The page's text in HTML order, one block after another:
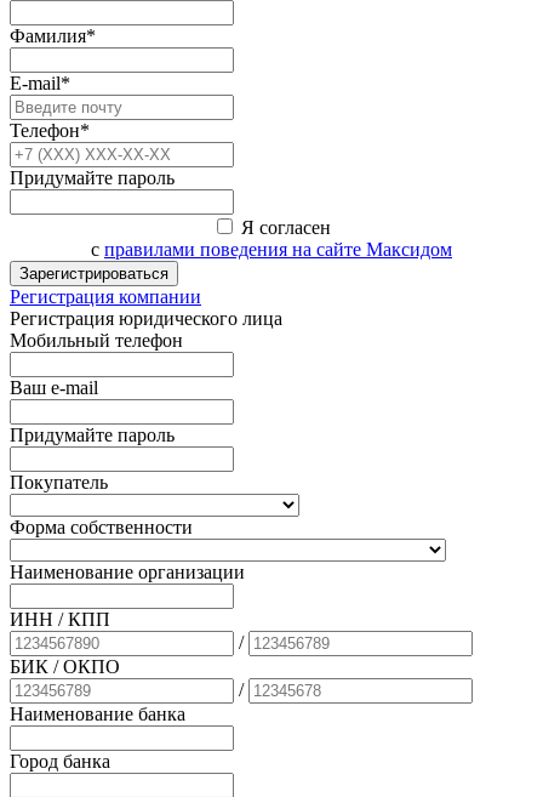
Фамилия*
E-mail*
Телефон*
Придумайте пароль
Я согласен
с правилами поведения на сайте Максидом
Зарегистрироваться
Регистрация компании
Регистрация юридического лица
Мобильный телефон
Ваш e-mail
Придумайте пароль
Покупатель
Форма собственности
Наименование организации
ИНН / КПП
/
БИК / ОКПО
/
Наименование банка
Город банка